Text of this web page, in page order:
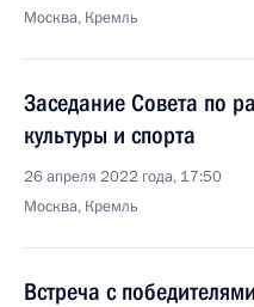
Москва, Кремль
Заседание Совета по
культуры и спорта
26 апреля 2022 года, 17:50
Москва, Кремль
Встреча с